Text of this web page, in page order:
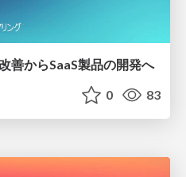
善からSaaS製品の開発へ
0 83